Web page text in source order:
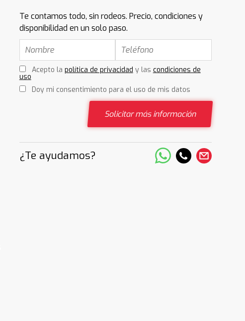
Te contamos todo, sin rodeos. Precio, condiciones y
disponibilidad en un solo paso.
Acepto la política de privacidad y las condiciones de
uso
Doy mi consentimiento para el uso de mis datos
Solicitar más información
¿Te ayudamos?